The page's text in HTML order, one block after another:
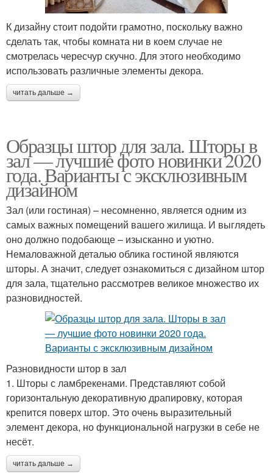
К дизайну стоит подойти грамотно, поскольку важно
сделать так, чтобы комната ни в коем случае не
смотрелась чересчур скучно. Для этого необходимо
использовать различные элементы декора.
читать дальше →
Образцы штор для зала. Шторы в
зал — лучшие фото новинки 2020
года. Варианты с эксклюзивным
дизайном
Зал (или гостиная) – несомненно, является одним из
самых важных помещений вашего жилища. И выглядеть
оно должно подобающе – изысканно и уютно.
Немаловажной деталью облика гостиной являются
шторы. А значит, следует ознакомиться с дизайном штор
для зала, тщательно рассмотрев великое множество их
разновидностей.
Разновидности штор в зал
1. Шторы с ламбрекенами. Представляют собой
горизонтальную декоративную драпировку, которая
крепится поверх штор. Это очень выразительный
элемент декора, но функциональной нагрузки в себе не
несёт.
читать дальше →